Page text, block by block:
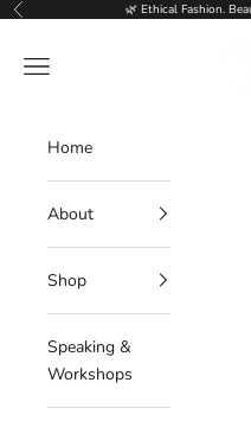
Skip to content
Previous 🌿 Ethical Fashion.
Navigation menu
Home
About
Shop
Speaking &
Workshops